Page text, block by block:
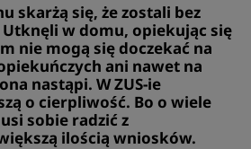
skarżą się, że zostali bez
w domu, opiekując się
nie mogą się doczekać na
ani nawet na
nastąpi. W ZUS-ie
o cierpliwość. Bo o wiele
sobie radzić z
ilością wniosków.